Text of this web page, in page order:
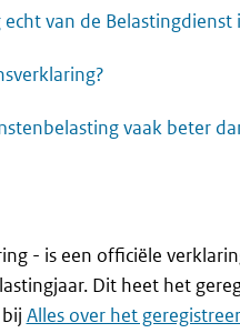
van de Belastingdienst
vaak beter
- is een officiële
Dit heet het
Alles over het